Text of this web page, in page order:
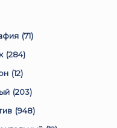
(71)
(284)
(12)
(203)
(948)